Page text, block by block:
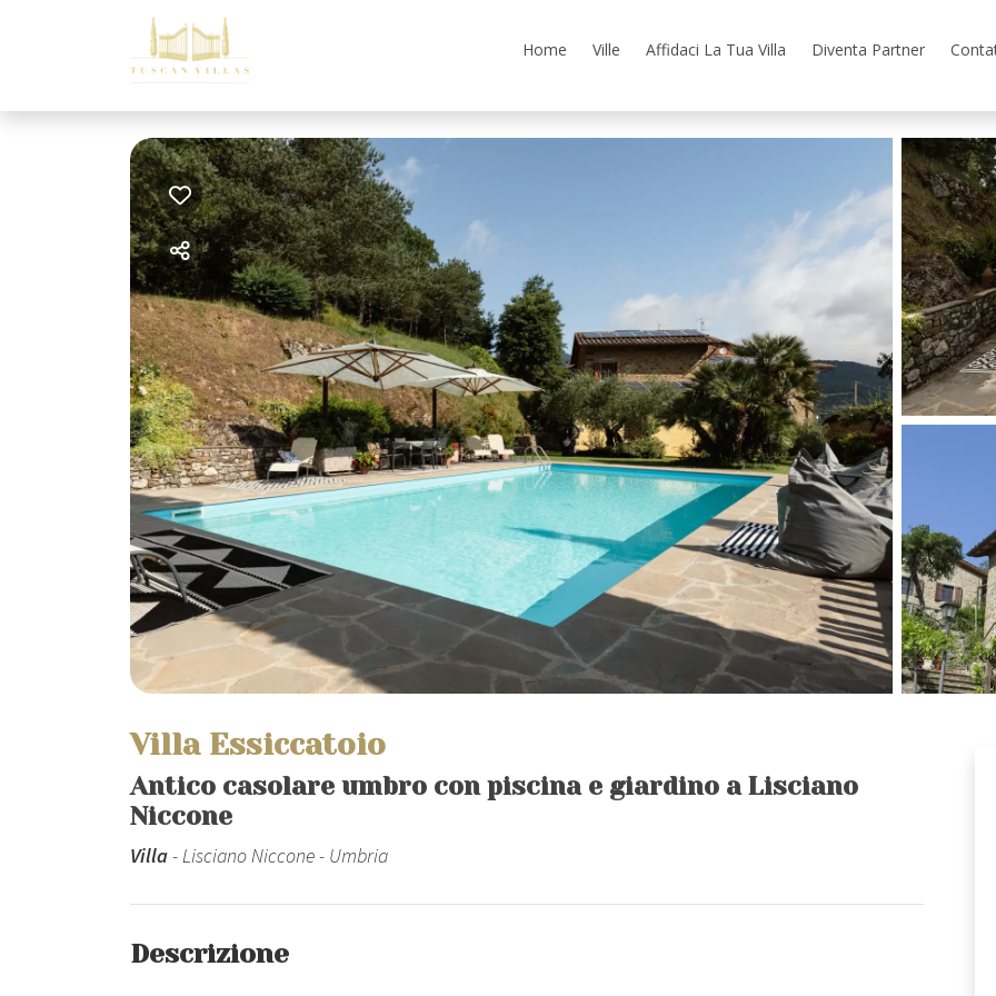
Home Ville Affidaci La Tua Villa Diventa Partner
Villa Essiccatoio
Antico casolare umbro con piscina e giardino a Lisciano
Niccone
Villa- Lisciano Niccone - Umbria
Descrizione